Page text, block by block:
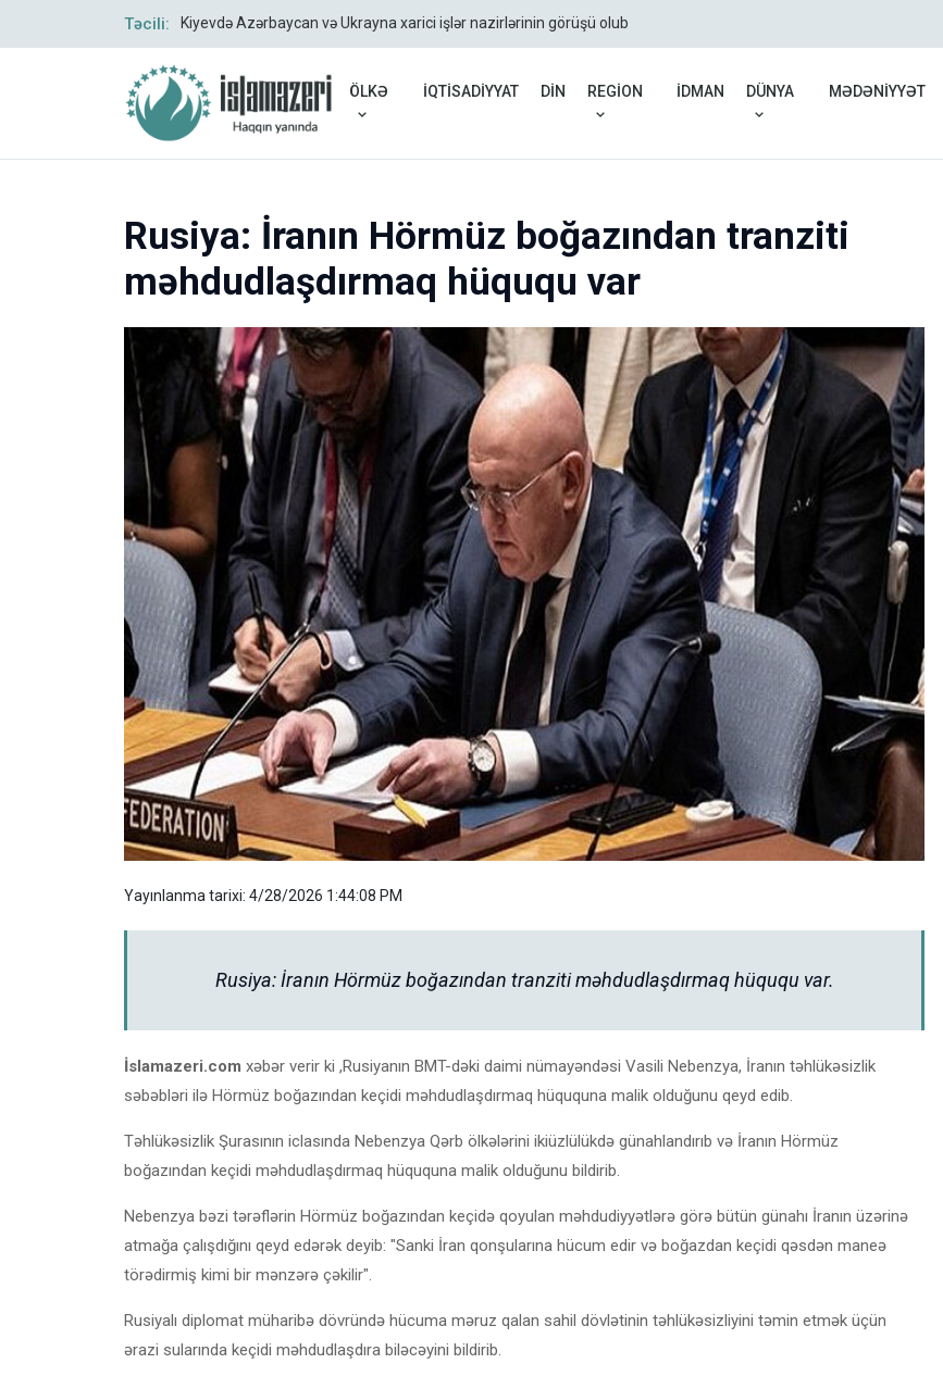
Təcili: Kiyevdə Azərbaycan və Ukrayna xarici işlər nazirlərinin görüşü olub Rusiyadan
ÖLKƏ İQTİSADİYYAT DİN REGİON İDMAN DÜNYA MƏDƏNİYYƏT
Rusiya: İranın Hörmüz boğazından tranziti
məhdudlaşdırmaq hüququ var
Yayınlanma tarixi: 4/28/2026 1:44:08 PM
Rusiya: İranın Hörmüz boğazından tranziti məhdudlaşdırmaq hüququ var.
İslamazeri.com xəbər verir ki ,Rusiyanın BMT-dəki daimi nümayəndəsi Vasili Nebenzya, İranın təhlükəsizlik
səbəbləri ilə Hörmüz boğazından keçidi məhdudlaşdırmaq hüququna malik olduğunu qeyd edib.
Təhlükəsizlik Şurasının iclasında Nebenzya Qərb ölkələrini ikiüzlülükdə günahlandırıb və İranın Hörmüz
boğazından keçidi məhdudlaşdırmaq hüququna malik olduğunu bildirib.
Nebenzya bəzi tərəflərin Hörmüz boğazından keçidə qoyulan məhdudiyyətlərə görə bütün günahı İranın üzərinə
atmağa çalışdığını qeyd edərək deyib: "Sanki İran qonşularına hücum edir və boğazdan keçidi qəsdən maneə
törədirmiş kimi bir mənzərə çəkilir".
Rusiyalı diplomat müharibə dövründə hücuma məruz qalan sahil dövlətinin təhlükəsizliyini təmin etmək üçün
ərazi sularında keçidi məhdudlaşdıra biləcəyini bildirib.